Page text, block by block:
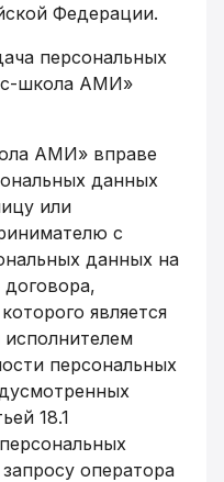
Федерации.
персональных
школа АМИ»
АМИ» вправе
данных
или
с
данных на
является
исполнителем
персональных
18.1
оператора